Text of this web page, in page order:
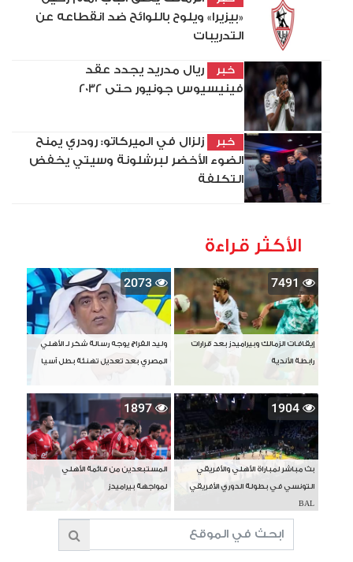
«بيزيرا» ويلوح باللوائح ضد انقطاعه عن
التدريبات
خبر
ريال مدريد يجدد عقد
فينيسيوس جونيور حتى 2032
خبر
زلزال في الميركاتو: رودري يمنح
الضوء الأخضر لبرشلونة وسيتي يخفض
التكلفة
الأكثر قراءة
7491
إيقافات الزمالك وبيراميدز بعد قرارات
رابطة الأندية
2073
وليد الفراج يوجه رسالة شكر لـ الأهلي
المصري بعد تعديل تهنئة بطل آسيا
1904
بث مباشر لمباراة الأهلي والأفريقي
التونسي في بطولة الدوري الأفريقي
BAL
1897
المستبعدين من قائمة الأهلي
لمواجهة بيراميدز